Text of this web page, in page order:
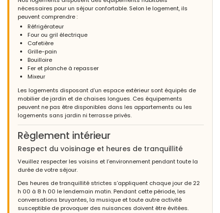
ourselves. You are 5 minutes walk down hill to the beautiful bars
and restaurants, maybe 10 minutes on the way back. Whilst
relaxing on your sun lounger next to the beautiful pool, you can
hear the sea washing up onto the port shore. You have the most
stunning views over the port and along Javea beaches ! It's the
perfect little villa! We will be back!
(Traduit par Google)
Quel petit bijou incroyable et parfait d'une villa! Nous aimerions
garder notre secret pour que personne d'autre ne le réserve,
nous le voulons pour nous-mêmes. Vous êtes à 5 minutes à pied
des magnifiques bars et restaurants, peut-être à 10 minutes sur
le chemin du retour. Pendant que vous vous détendez sur votre
transat au bord de la belle piscine, vous pouvez entendre la mer
déferler sur le rivage du port. Vous avez les plus belles vues sur
le port et le long des plages de Javea ! C'est la petite villa
parfaite ! Nous serons de retour!
- 9,9
Couples d'âge mûr - Août 2022 - Pologne :
(Texte original)
just perfect
nécessaires pour un séjour confortable. Selon le logement, ils
peuvent comprendre :
Réfrigérateur
Four ou gril électrique
Cafetière
Grille-pain
Bouilloire
Fer et planche à repasser
Mixeur
Les logements disposant d’un espace extérieur sont équipés de
mobilier de jardin et de chaises longues. Ces équipements
peuvent ne pas être disponibles dans les appartements ou les
logements sans jardin ni terrasse privés.
Règlement intérieur
Respect du voisinage et heures de tranquillité
Veuillez respecter les voisins et l’environnement pendant toute la
durée de votre séjour.
Des heures de tranquillité strictes s’appliquent chaque jour de 22
h 00 à 8 h 00 le lendemain matin. Pendant cette période, les
conversations bruyantes, la musique et toute autre activité
susceptible de provoquer des nuisances doivent être évitées.